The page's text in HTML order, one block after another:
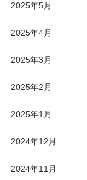
2025年5月
2025年4月
2025年3月
2025年2月
2025年1月
2024年12月
2024年11月